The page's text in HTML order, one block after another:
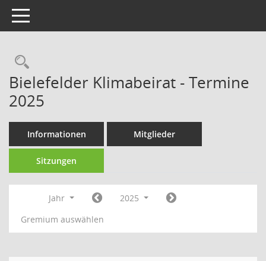
Toggle navigation
Rechercheauswahl
Bielefelder Klimabeirat - Termine
2025
Informationen Mitglieder
Sitzungen
Jahr
2025
Gremium auswählen